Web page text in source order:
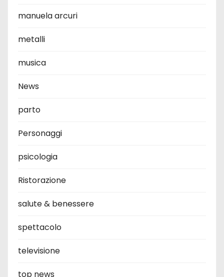
manuela arcuri
metalli
musica
News
parto
Personaggi
psicologia
Ristorazione
salute & benessere
spettacolo
televisione
top news